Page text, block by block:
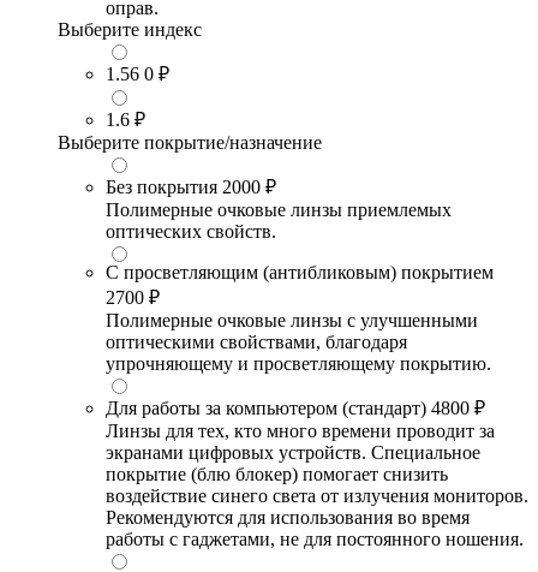
оправ.
Выберите индекс
1.56 0 ₽
1.6 ₽
Выберите покрытие/назначение
Без покрытия 2000 ₽
Полимерные очковые линзы приемлемых
оптических свойств.
С просветляющим (антибликовым) покрытием
2700 ₽
Полимерные очковые линзы с улучшенными
оптическими свойствами, благодаря
упрочняющему и просветляющему покрытию.
Для работы за компьютером (стандарт) 4800 ₽
Линзы для тех, кто много времени проводит за
экранами цифровых устройств. Специальное
покрытие (блю блокер) помогает снизить
воздействие синего света от излучения мониторов.
Рекомендуются для использования во время
работы с гаджетами, не для постоянного ношения.